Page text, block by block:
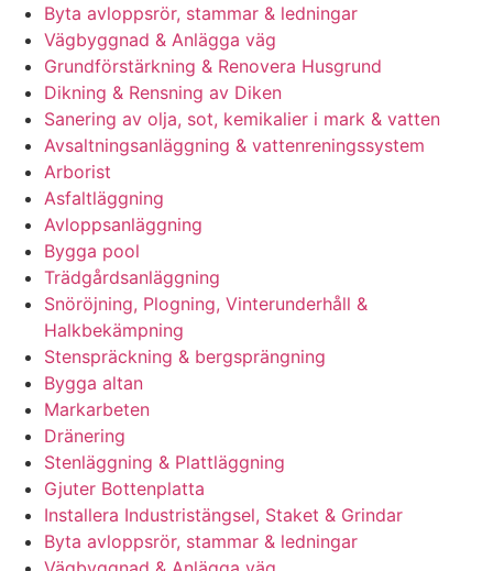
Byta avloppsrör, stammar & ledningar
Vägbyggnad & Anlägga väg
Grundförstärkning & Renovera Husgrund
Dikning & Rensning av Diken
Sanering av olja, sot, kemikalier i mark & vatten
Avsaltningsanläggning & vattenreningssystem
Arborist
Asfaltläggning
Avloppsanläggning
Bygga pool
Trädgårdsanläggning
Snöröjning, Plogning, Vinterunderhåll &
Halkbekämpning
Stenspräckning & bergsprängning
Bygga altan
Markarbeten
Dränering
Stenläggning & Plattläggning
Gjuter Bottenplatta
Installera Industristängsel, Staket & Grindar
Byta avloppsrör, stammar & ledningar